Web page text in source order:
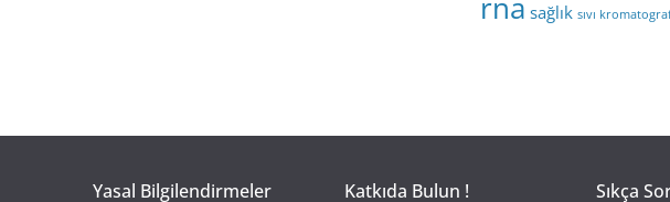
rna sağlık sıvı
Yasal Bilgilendirmeler Katkıda Bulun ! Sıkça